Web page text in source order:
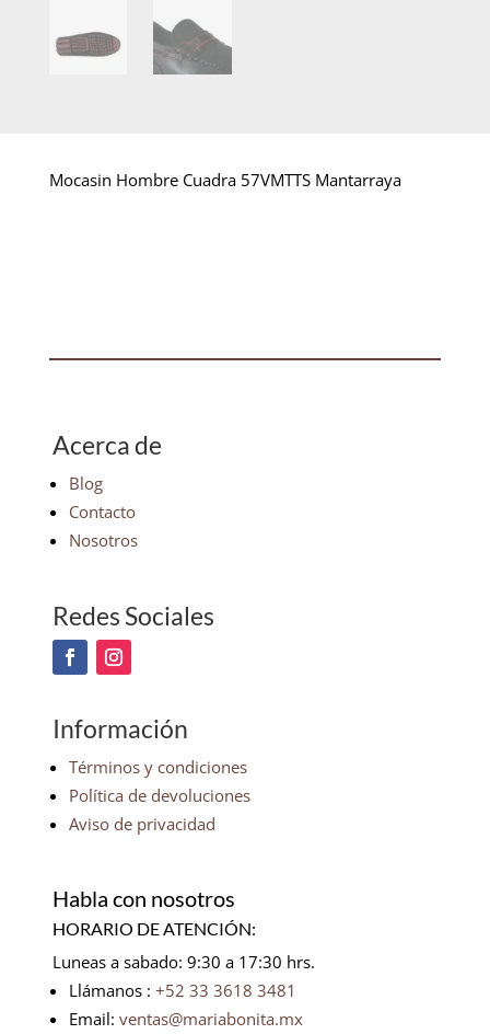
Mocasin Hombre Cuadra 57VMTTS Mantarraya
Acerca de
Blog
Contacto
Nosotros
Redes Sociales
Información
Términos y condiciones
Política de devoluciones
Aviso de privacidad
Habla con nosotros
HORARIO DE ATENCIÓN:
Luneas a sabado: 9:30 a 17:30 hrs.
Llámanos : +52 33 3618 3481
Email: ventas@mariabonita.mx